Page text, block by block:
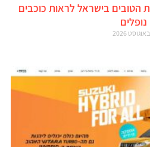
הטובים בישראל לראות כוכבים
נופלים